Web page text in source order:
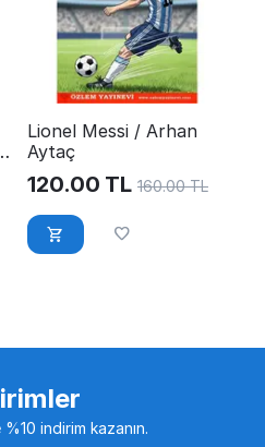
Lionel Messi / Arhan
Aytaç
120.00 TL 160.00 TL
indirim kazanın.